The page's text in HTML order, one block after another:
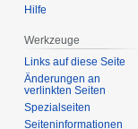
Hilfe
Werkzeuge
Links auf diese Seite
Änderungen an
verlinkten Seiten
Spezialseiten
Seiten­­informationen